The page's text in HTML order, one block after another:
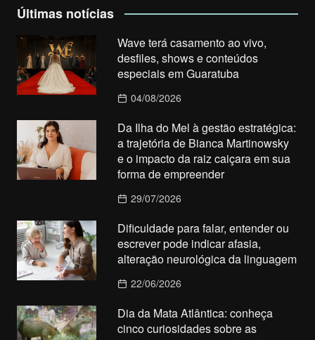
Últimas notícias
Wave terá casamento ao vivo,
desfiles, shows e conteúdos
especiais em Guaratuba
04/08/2026
Da Ilha do Mel à gestão estratégica:
a trajetória de Bianca Martinowsky
e o impacto da raiz caiçara em sua
forma de empreender
29/07/2026
Dificuldade para falar, entender ou
escrever pode indicar afasia,
alteração neurológica da linguagem
22/06/2026
Dia da Mata Atlântica: conheça
cinco curiosidades sobre as